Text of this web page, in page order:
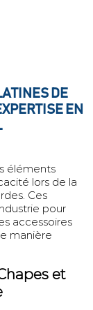
DE
EN
éléments
lors de la
Ces
pour
accessoires
manière
et